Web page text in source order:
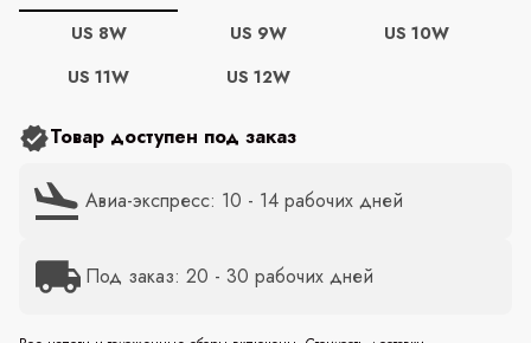
US 8W
US 9W
US 10W
US 11W
US 12W
Товар доступен под заказ
Авиа-экспресс: 10 - 14 рабочих дней
Под заказ: 20 - 30 рабочих дней